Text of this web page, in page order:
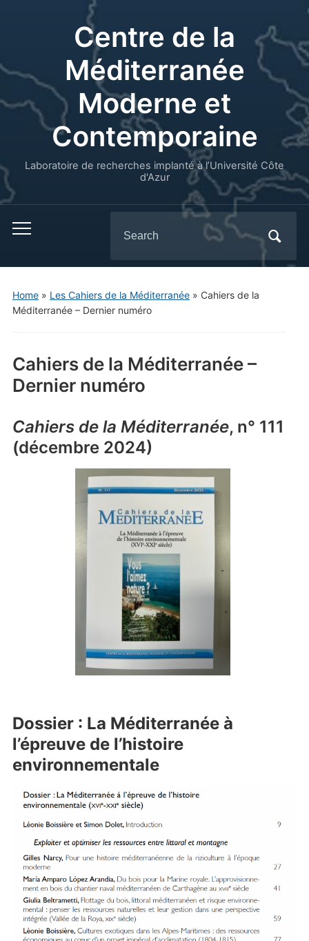
Centre de la
Méditerranée
Moderne et
Contemporaine
Laboratoire de recherches implanté à l’Université Côte
d'Azur
for:
Home» Les Cahiers de la Méditerranée» Cahiers de la
Méditerranée – Dernier numéro
Cahiers de la Méditerranée –
Dernier numéro
Cahiers de la Méditerranée, n° 111
(décembre 2024)
Dossier : La Méditerranée à
l’épreuve de l’histoire
environnementale